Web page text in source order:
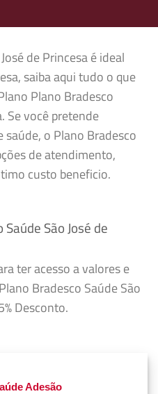
de Princesa é ideal
saiba aqui tudo o que
Plano Bradesco
Se você pretende
o Plano Bradesco
de atendimento,
custo beneficio.
São José de
ter acesso a valores e
Bradesco Saúde São
Desconto.
Adesão